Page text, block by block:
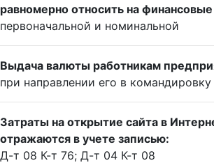
равномерно относить на
первоначальной и номинальной
Выдача валюты работникам
при направлении его в командировку
Затраты на открытие сайта в
отражаются в учете записью:
Д-т 08 К-т 76; Д-т 04 К-т 08